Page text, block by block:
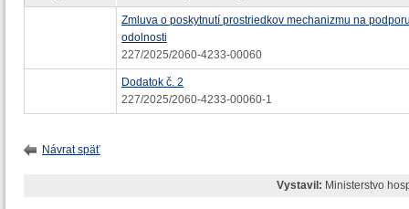
Zmluva o poskytnutí prostriedkov mechanizmu na
odolnosti
227/2025/2060-4233-00060
Dodatok č. 2
227/2025/2060-4233-00060-1
Návrat späť
Vystavil: Ministerstvo